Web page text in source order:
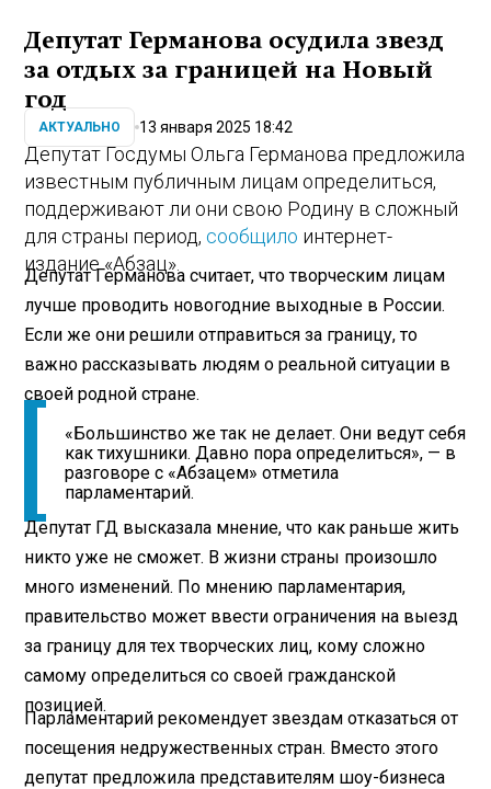
Депутат Германова осудила звезд
за отдых за границей на Новый
год
АКТУАЛЬНО 13 января 2025 18:42
Депутат Госдумы Ольга Германова предложила
известным публичным лицам определиться,
поддерживают ли они свою Родину в сложный
для страны период, сообщило интернет-
издание «Абзац».
Депутат Германова считает, что творческим лицам
лучше проводить новогодние выходные в России.
Если же они решили отправиться за границу, то
важно рассказывать людям о реальной ситуации в
своей родной стране.
«Большинство же так не делает. Они ведут себя
как тихушники. Давно пора определиться», — в
разговоре с «Абзацем» отметила
парламентарий.
Депутат ГД высказала мнение, что как раньше жить
никто уже не сможет. В жизни страны произошло
много изменений. По мнению парламентария,
правительство может ввести ограничения на выезд
за границу для тех творческих лиц, кому сложно
самому определиться со своей гражданской
позицией.
Парламентарий рекомендует звездам отказаться от
посещения недружественных стран. Вместо этого
депутат предложила представителям шоу-бизнеса